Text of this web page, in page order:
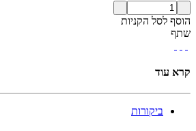
הוסף לסל הקניות
שתף
קרא עוד
ביקורות